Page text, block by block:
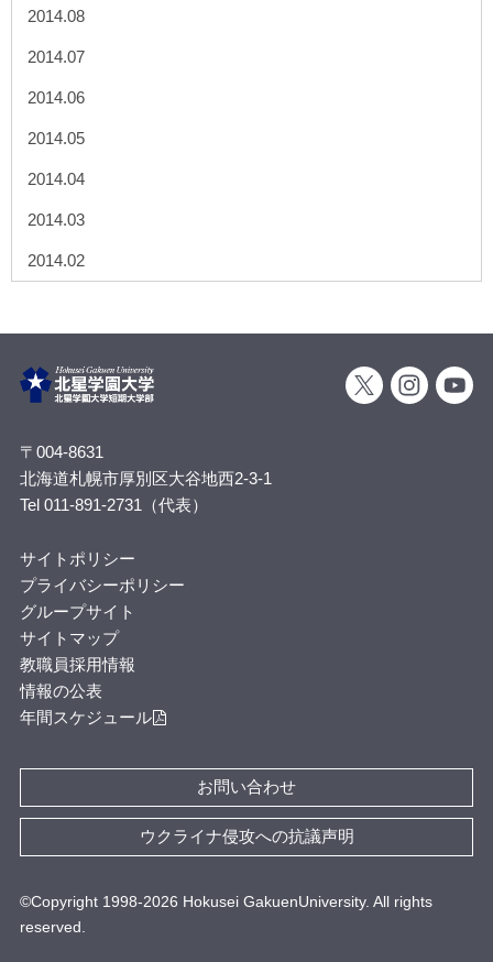
2014.08
2014.07
2014.06
2014.05
2014.04
2014.03
2014.02
〒004-8631
北海道札幌市厚別区大谷地西2-3-1
Tel 011-891-2731（代表）
サイトポリシー
プライバシーポリシー
グループサイト
サイトマップ
教職員採用情報
情報の公表
年間スケジュール
お問い合わせ
ウクライナ侵攻への抗議声明
©Copyright 1998-2026 Hokusei GakuenUniversity. All rights
reserved.